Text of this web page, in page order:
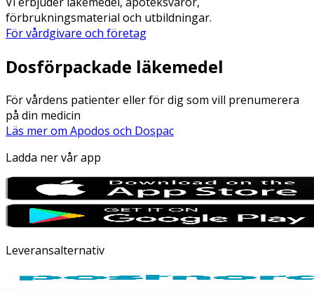
förbrukningsmaterial och utbildningar.
För vårdgivare och företag
Dosförpackade läkemedel
För vårdens patienter eller för dig som vill prenumerera
på din medicin
Läs mer om Apodos och Dospac
Ladda ner vår app
Leveransalternativ